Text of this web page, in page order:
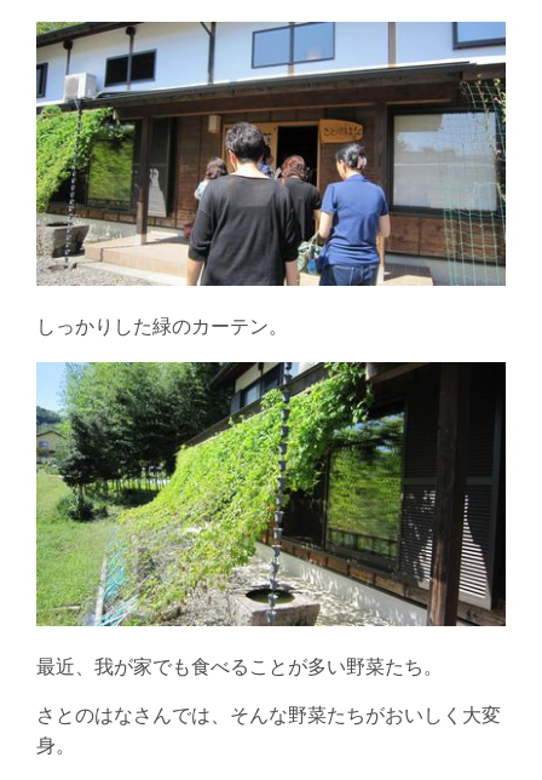
しっかりした緑のカーテン。
最近、我が家でも食べることが多い野菜たち。
さとのはなさんでは、そんな野菜たちがおいしく大変
身。